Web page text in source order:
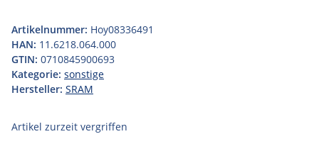
Artikelnummer: Hoy08336491
HAN: 11.6218.064.000
GTIN: 0710845900693
Kategorie: sonstige
Hersteller: SRAM
Artikel zurzeit vergriffen